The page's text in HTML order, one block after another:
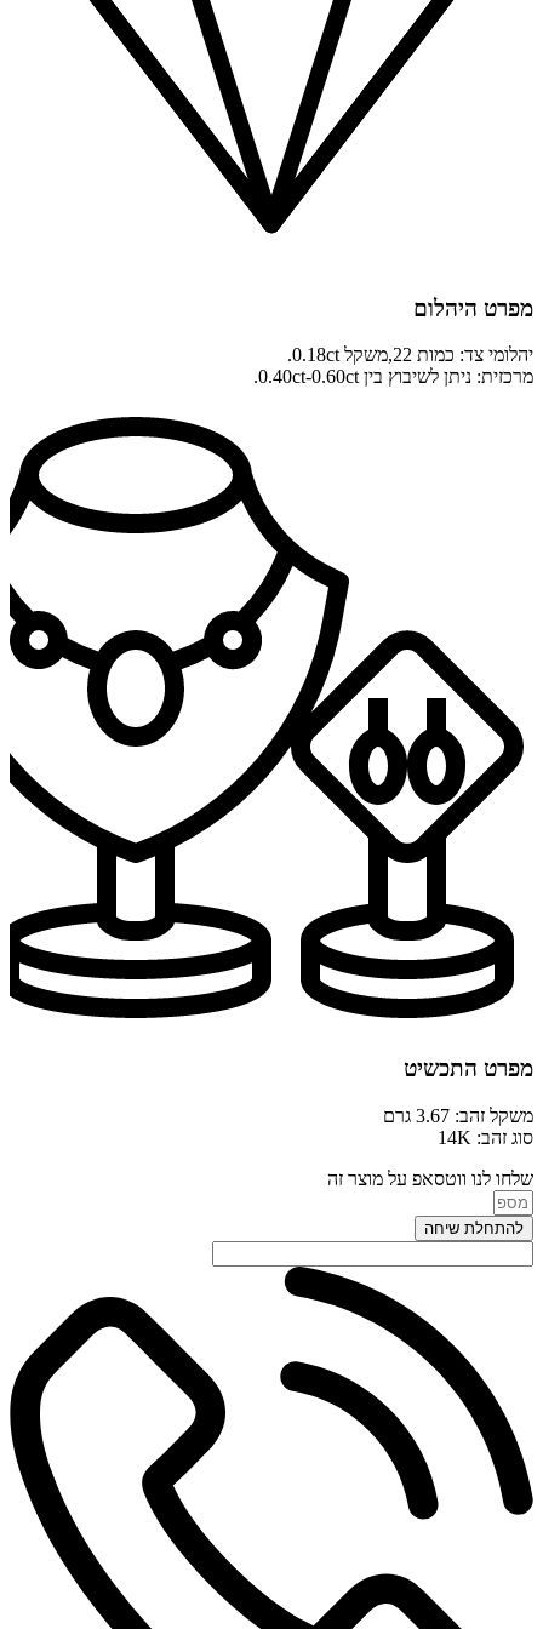
מפרט היהלום
יהלומי צד: כמות 22,משקל 0.18ct.
מרכזית: ניתן לשיבוץ בין 0.40ct-0.60ct.
מפרט התכשיט
משקל זהב: 3.67 גרם
סוג זהב: 14K
שלחו לנו ווטסאפ על מוצר זה
להתחלת שיחה